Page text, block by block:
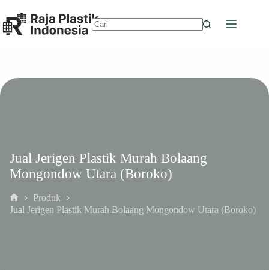
to
content
Jual Jerigen Plastik Murah Bolaang
Mongondow Utara (Boroko)
Home
Produk
Jual Jerigen Plastik Murah Bolaang Mongondow Utara (Boroko)